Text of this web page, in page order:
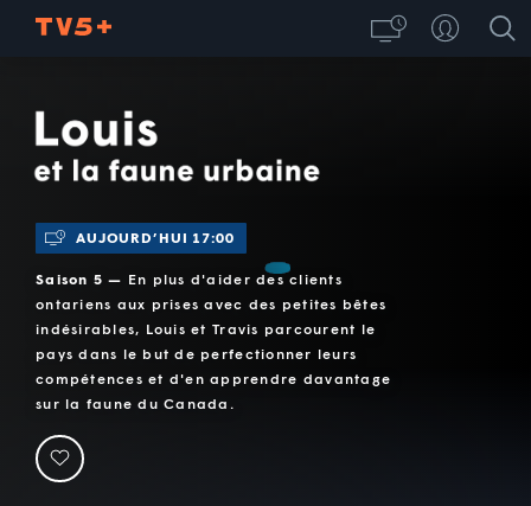
AUJOURD’HUI 17:00
Saison 5 — En plus d'aider des clients
ontariens aux prises avec des petites bêtes
indésirables, Louis et Travis parcourent le
pays dans le but de perfectionner leurs
compétences et d'en apprendre davantage
sur la faune du Canada.